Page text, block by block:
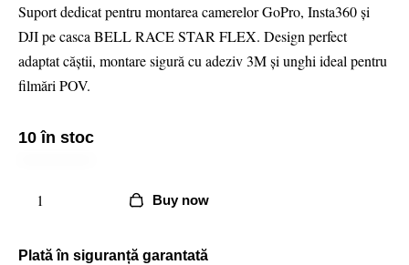
Suport dedicat pentru montarea camerelor GoPro, Insta360 și
DJI pe casca BELL RACE STAR FLEX. Design perfect
adaptat căștii, montare sigură cu adeziv 3M și unghi ideal pentru
filmări POV.
10 în stoc
Buy now
Plată în siguranță garantată